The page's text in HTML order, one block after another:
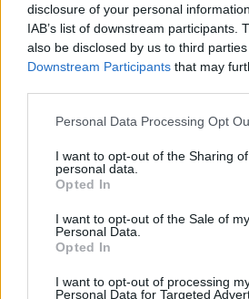
disclosure of your personal
IAB’s list of downstream participants.
also be disclosed by us to third
Downstream Participants that may
Please note that this website/app
not limited to your visit or usage
grant or deny consent to Google and
use your data for below specified
consent section.
Personal Data Processing Opt
I want to opt-out of the Sharing
personal data.
Opted In
I want to opt-out of the Sale of my
Personal Data.
Opted In
I want to opt-out of processing
Personal Data for Targeted
ndhukung bakteri apik. Rasane
akeh manfaat kesehatan.
dhaharan bisa dadi cara sing
ningkatake kesehatan.
Khasiat Potensial
Nglawan Kanker
Stroberi kebak antioksidan
nglawan kanker. Iki kalebu
katekin, lan proantosianidin.
kanker.